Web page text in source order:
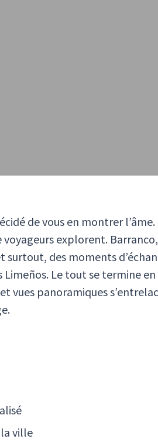
de vous en montrer
explorent.
des moments
Le tout se termine
vues panoramiques
ville